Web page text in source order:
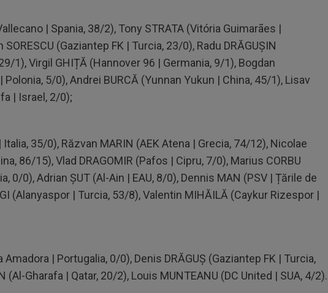
| Spania, 38/2), Tony STRATA (Vitória Guimarães |
(Gaziantep FK | Turcia, 23/0), Radu DRĂGUȘIN
1), Virgil GHIȚĂ (Hannover 96 | Germania, 9/1), Bogdan
Polonia, 5/0), Andrei BURCĂ (Yunnan Yukun | China, 45/1), Lisav
| Israel, 2/0);
35/0), Răzvan MARIN (AEK Atena | Grecia, 74/12), Nicolae
86/15), Vlad DRAGOMIR (Pafos | Cipru, 7/0), Marius CORBU
0/0), Adrian ȘUT (Al-Ain | EAU, 8/0), Dennis MAN (PSV | Țările de
(Alanyaspor | Turcia, 53/8), Valentin MIHĂILĂ (Caykur Rizespor |
Amadora | Portugalia, 0/0), Denis DRĂGUȘ (Gaziantep FK | Turcia,
(Al-Gharafa | Qatar, 20/2), Louis MUNTEANU (DC United | SUA, 4/2).